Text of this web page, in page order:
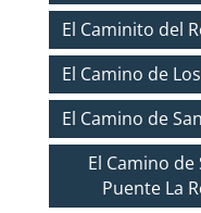
El Caminito del
El Camino de
El Camino de
El Camino de
Puente La